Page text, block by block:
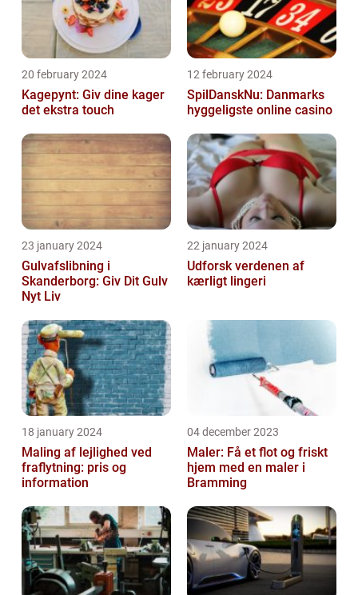
20 february 2024
Kagepynt: Giv dine kager
det ekstra touch
12 february 2024
SpilDanskNu: Danmarks
hyggeligste online casino
23 january 2024
Gulvafslibning i
Skanderborg: Giv Dit Gulv
Nyt Liv
22 january 2024
Udforsk verdenen af
kærligt lingeri
18 january 2024
Maling af lejlighed ved
fraflytning: pris og
information
04 december 2023
Maler: Få et flot og friskt
hjem med en maler i
Bramming